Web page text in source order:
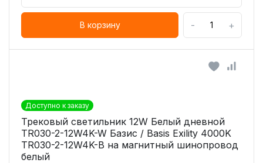
В корзину - +
Доступно к заказу
Трековый светильник 12W Белый дневной
TR030-2-12W4K-W Базис / Basis Exility 4000K
TR030-2-12W4K-B на магнитный шинопровод
белый